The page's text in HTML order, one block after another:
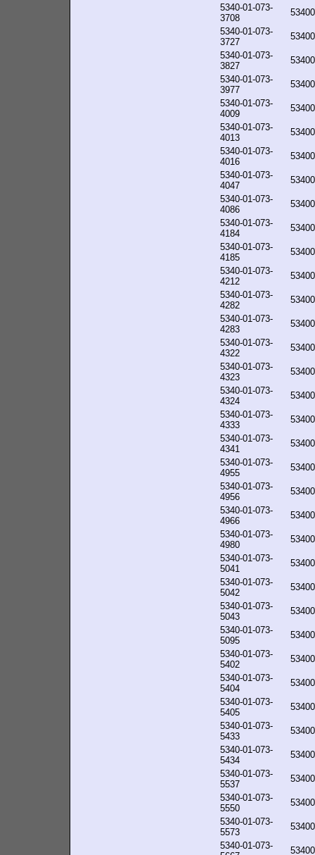
5340-01-073-
3708
5340-01-073-
3727
5340-01-073-
3827
5340-01-073-
3977
5340-01-073-
4009
5340-01-073-
4013
5340-01-073-
4016
5340-01-073-
4047
5340-01-073-
4086
5340-01-073-
4184
5340-01-073-
4185
5340-01-073-
4212
5340-01-073-
4282
5340-01-073-
4283
5340-01-073-
4322
5340-01-073-
4323
5340-01-073-
4324
5340-01-073-
4333
5340-01-073-
4341
5340-01-073-
4955
5340-01-073-
4956
5340-01-073-
4966
5340-01-073-
4980
5340-01-073-
5041
5340-01-073-
5042
5340-01-073-
5043
5340-01-073-
5095
5340-01-073-
5402
5340-01-073-
5404
5340-01-073-
5405
5340-01-073-
5433
5340-01-073-
5434
5340-01-073-
5537
5340-01-073-
5550
5340-01-073-
5573
5340-01-073-